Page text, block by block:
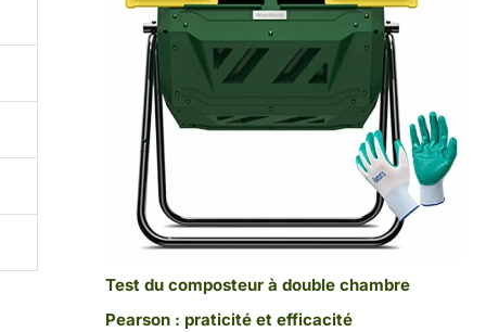
Test du composteur à double chambre
Pearson : praticité et efficacité